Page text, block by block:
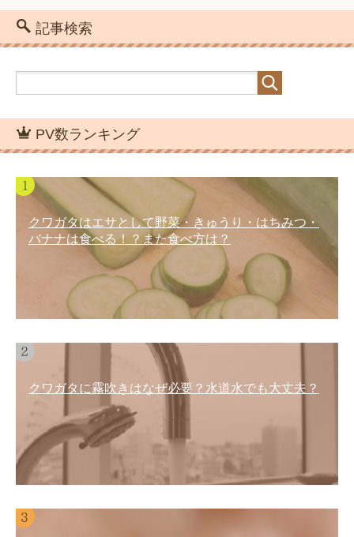
記事検索
PV数ランキング
クワガタはエサとして野菜・きゅうり・はちみつ・
バナナは食べる！？また食べ方は？
クワガタに霧吹きはなぜ必要？水道水でも大丈夫？